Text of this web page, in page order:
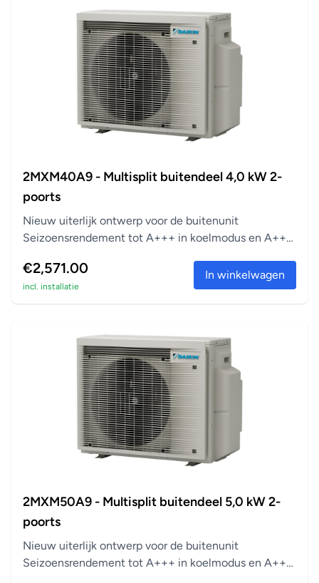
2MXM40A9 - Multisplit buitendeel 4,0 kW 2-
poorts
Nieuw uiterlijk ontwerp voor de buitenunit
Seizoensrendement tot A+++ in koelmodus en A++
€2,571.00
incl. installatie
In winkelwagen
2MXM50A9 - Multisplit buitendeel 5,0 kW 2-
poorts
Nieuw uiterlijk ontwerp voor de buitenunit
Seizoensrendement tot A+++ in koelmodus en A++